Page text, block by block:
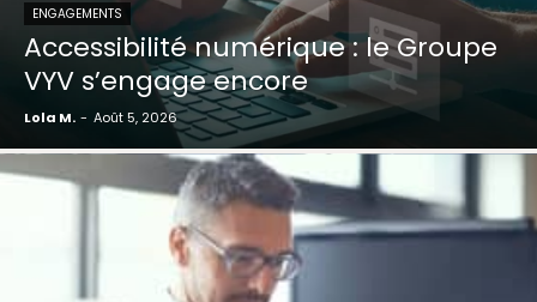
ENGAGEMENTS
Accessibilité numérique : le Groupe
VYV s’engage encore
Lola M. - Août 5, 2026